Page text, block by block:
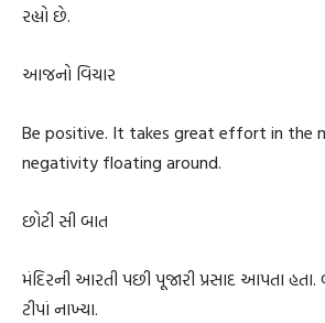
રહ્યો છે.
આજનો વિચાર
Be positive. It takes great effort in the
negativity floating around.
છોટી સી બાત
મંદિરની આરતી પછી પૂજારી પ્રસાદ આપતા
ટીપાં નાખ્યા.